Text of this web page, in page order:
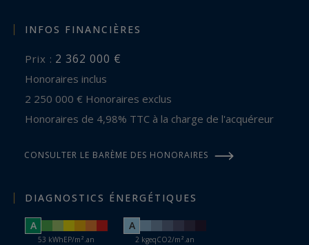
INFOS FINANCIÈRES
Prix : 2 362 000 €
Honoraires inclus
2 250 000 € Honoraires exclus
Honoraires de 4,98% TTC à la charge de l'acquéreur
CONSULTER LE BARÈME DES HONORAIRES
DIAGNOSTICS ÉNERGÉTIQUES
A
53 kWhEP/m².an
A
2 kgeqCO2/m².an